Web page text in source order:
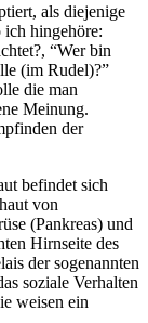
als diejenige
hingehöre:
“Wer bin
(im Rudel)?”
die man
Meinung.
der
befindet sich
von
(Pankreas) und
Hirnseite des
der sogenannten
soziale Verhalten
weisen ein